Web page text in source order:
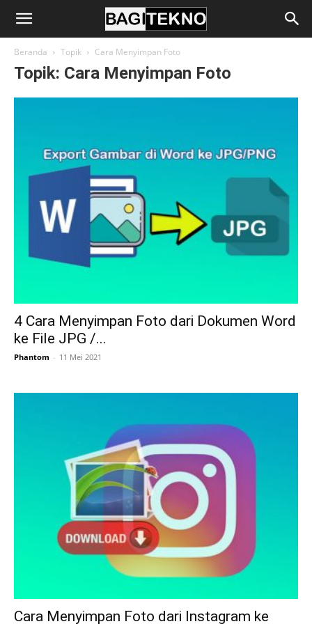
BagiTekno
Beranda Topik Cara Menyimpan Foto
Topik: Cara Menyimpan Foto
4 Cara Menyimpan Foto dari Dokumen Word
ke File JPG /...
Phantom - 11 Mei 2021
Cara Menyimpan Foto dari Instagram ke